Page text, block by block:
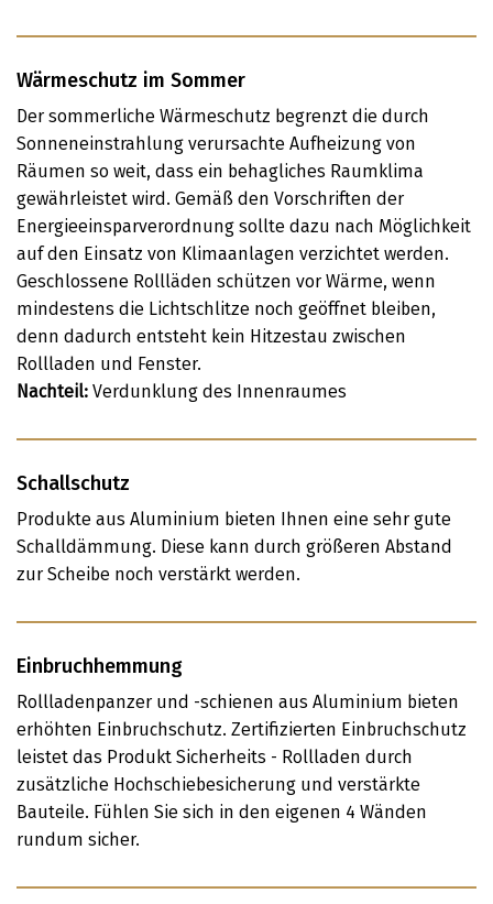
Wärmeschutz im Sommer
Der sommerliche Wärmeschutz begrenzt die durch
Sonneneinstrahlung verursachte Aufheizung von
Räumen so weit, dass ein behagliches Raumklima
gewährleistet wird. Gemäß den Vorschriften der
Energieeinsparverordnung sollte dazu nach Möglichkeit
auf den Einsatz von Klimaanlagen verzichtet werden.
Geschlossene Rollläden schützen vor Wärme, wenn
mindestens die Lichtschlitze noch geöffnet bleiben,
denn dadurch entsteht kein Hitzestau zwischen
Rollladen und Fenster.
Nachteil: Verdunklung des Innenraumes
Schallschutz
Produkte aus Aluminium bieten Ihnen eine sehr gute
Schalldämmung. Diese kann durch größeren Abstand
zur Scheibe noch verstärkt werden.
Einbruchhemmung
Rollladenpanzer und -schienen aus Aluminium bieten
erhöhten Einbruchschutz. Zertifizierten Einbruchschutz
leistet das Produkt Sicherheits - Rollladen durch
zusätzliche Hochschiebesicherung und verstärkte
Bauteile. Fühlen Sie sich in den eigenen 4 Wänden
rundum sicher.